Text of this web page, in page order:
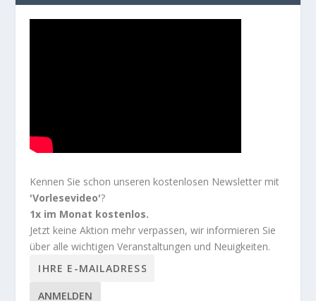
Kennen Sie schon unseren kostenlosen Newsletter mit
'Vorlesevideo'?
1x im Monat kostenlos.
Jetzt keine Aktion mehr verpassen, wir informieren Sie
über alle wichtigen Veranstaltungen und Neuigkeiten.
ANMELDEN